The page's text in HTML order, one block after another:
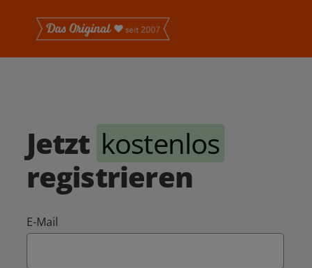
Jetzt kostenlos
registrieren
E-Mail